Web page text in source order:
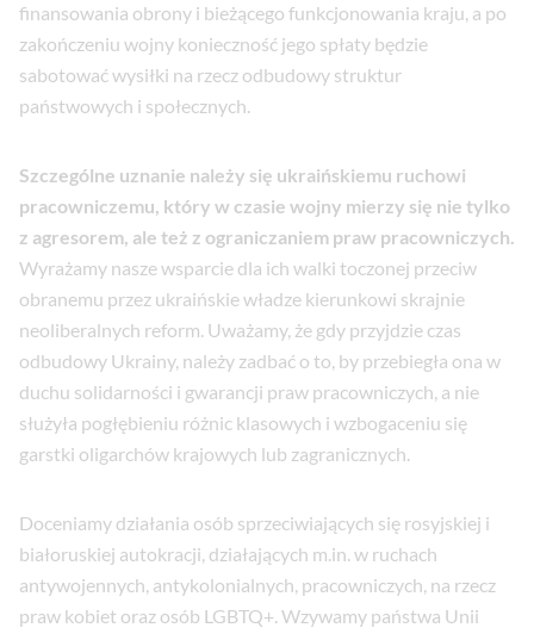
finansowania obrony i bieżącego funkcjonowania kraju, a po
zakończeniu wojny konieczność jego spłaty będzie
sabotować wysiłki na rzecz odbudowy struktur
państwowych i społecznych.
Szczególne uznanie należy się ukraińskiemu ruchowi
pracowniczemu, który w czasie wojny mierzy się nie tylko
z agresorem, ale też z ograniczaniem praw pracowniczych.
Wyrażamy nasze wsparcie dla ich walki toczonej przeciw
obranemu przez ukraińskie władze kierunkowi skrajnie
neoliberalnych reform. Uważamy, że gdy przyjdzie czas
odbudowy Ukrainy, należy zadbać o to, by przebiegła ona w
duchu solidarności i gwarancji praw pracowniczych, a nie
służyła pogłębieniu różnic klasowych i wzbogaceniu się
garstki oligarchów krajowych lub zagranicznych.
Doceniamy działania osób sprzeciwiających się rosyjskiej i
białoruskiej autokracji, działających m.in. w ruchach
antywojennych, antykolonialnych, pracowniczych, na rzecz
praw kobiet oraz osób LGBTQ+. Wzywamy państwa Unii